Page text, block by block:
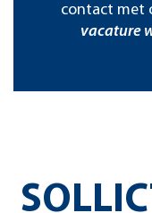
contact met
vacature